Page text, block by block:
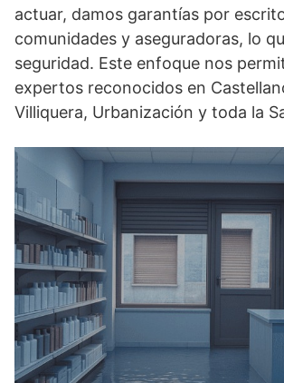
actuar, damos garantías por
comunidades y aseguradoras, lo
seguridad. Este enfoque nos
expertos reconocidos en
Villiquera, Urbanización y toda la